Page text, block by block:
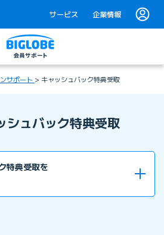
サービス 企業情報
サポート キャッシュバック特典受取
シュバック特典受取
特典受取を
たい